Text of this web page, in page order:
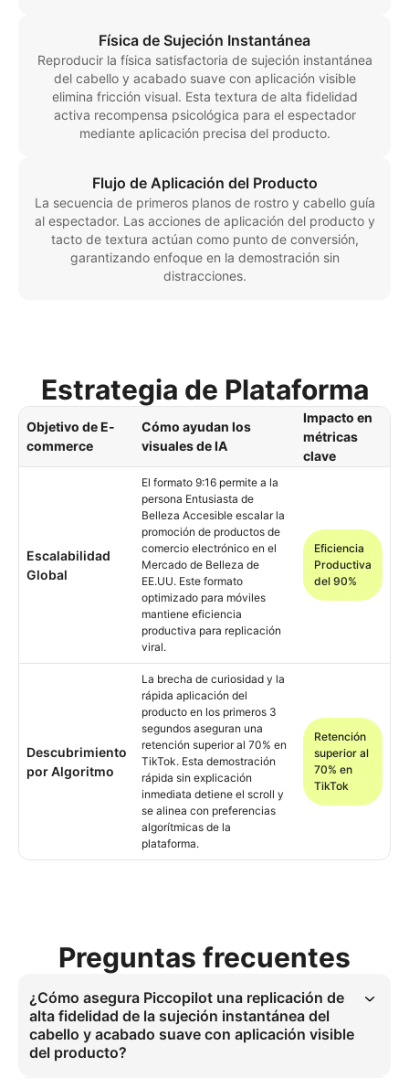
Física de Sujeción Instantánea
Reproducir la física satisfactoria de sujeción instantánea
del cabello y acabado suave con aplicación visible
elimina fricción visual. Esta textura de alta fidelidad
activa recompensa psicológica para el espectador
mediante aplicación precisa del producto.
Flujo de Aplicación del Producto
La secuencia de primeros planos de rostro y cabello guía
al espectador. Las acciones de aplicación del producto y
tacto de textura actúan como punto de conversión,
garantizando enfoque en la demostración sin
distracciones.
Estrategia de Plataforma
Objetivo de E-
commerce
Cómo ayudan los
visuales de IA
Impacto en
métricas
clave
Escalabilidad
Global
El formato 9:16 permite a la
persona Entusiasta de
Belleza Accesible escalar la
promoción de productos de
comercio electrónico en el
Mercado de Belleza de
EE.UU. Este formato
optimizado para móviles
mantiene eficiencia
productiva para replicación
viral.
Eficiencia
Productiva
del 90%
Descubrimiento
por Algoritmo
La brecha de curiosidad y la
rápida aplicación del
producto en los primeros 3
segundos aseguran una
retención superior al 70% en
TikTok. Esta demostración
rápida sin explicación
inmediata detiene el scroll y
se alinea con preferencias
algorítmicas de la
plataforma.
Retención
superior al
70% en
TikTok
Preguntas frecuentes
¿Cómo asegura Piccopilot una replicación de
alta fidelidad de la sujeción instantánea del
cabello y acabado suave con aplicación visible
del producto?